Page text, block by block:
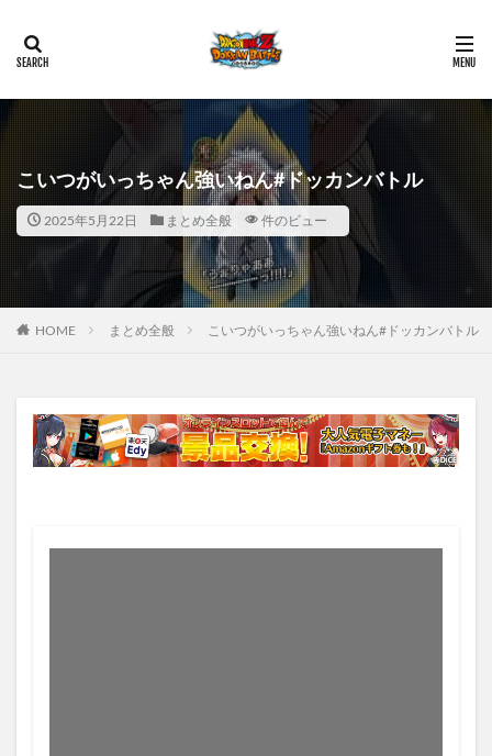
こいつがいっちゃん強いねん#ドッカンバトル
2025年5月22日 まとめ全般 件のビュー
HOME まとめ全般 こいつがいっちゃん強いねん#ドッカンバトル